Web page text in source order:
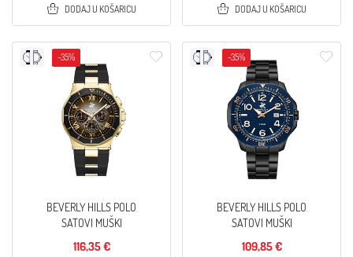
DODAJ U KOŠARICU DODAJ U KOŠARICU
-35%
BEVERLY HILLS POLO
SATOVI MUŠKI
116,35 €
-35%
BEVERLY HILLS POLO
SATOVI MUŠKI
109,85 €